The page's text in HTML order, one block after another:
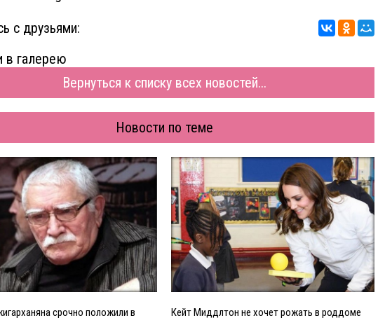
с друзьями:
в галерею
Вернуться к списку всех новостей...
Новости по теме
срочно положили в
Кейт Миддлтон не хочет рожать в роддоме